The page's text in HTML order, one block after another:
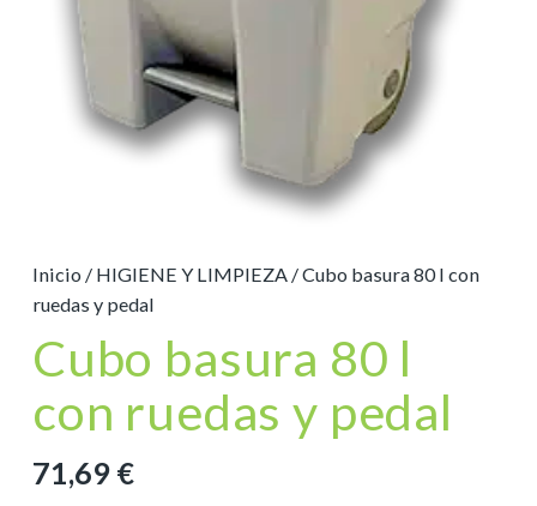
Inicio / HIGIENE Y LIMPIEZA / Cubo basura 80 l con
ruedas y pedal
Cubo basura 80 l
con ruedas y pedal
71,69 €